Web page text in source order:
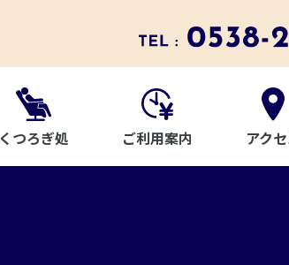
くつろぎ処 ご利用案内 アク